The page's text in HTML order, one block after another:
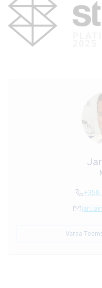
+358
Varaa